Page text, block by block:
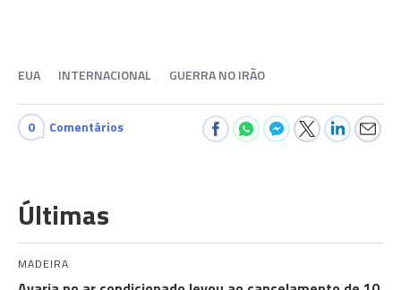
EUA INTERNACIONAL GUERRA NO IRÃO
0 Comentários
Últimas
MADEIRA